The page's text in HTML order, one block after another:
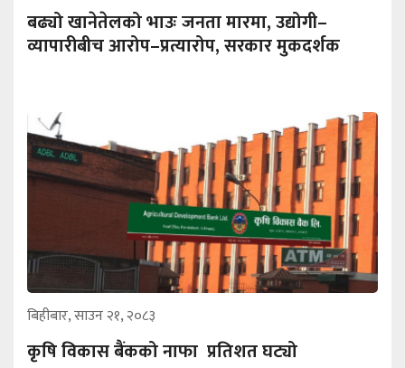
बढ्यो खानेतेलको भाउः जनता मारमा, उद्योगी–
व्यापारीबीच आरोप–प्रत्यारोप, सरकार मुकदर्शक
बिहीबार, साउन २१, २०८३
कृषि विकास बैंकको नाफा प्रतिशत घट्यो